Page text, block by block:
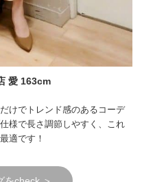
愛 163cm
けでトレンド感のあるコーデ
様で長さ調節しやすく、これ
適です！